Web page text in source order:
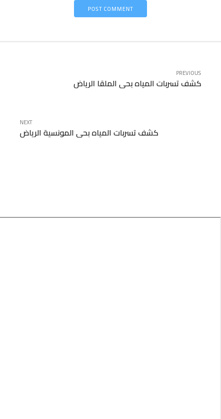
POST COMMENT
PREVIOUS
كشف تسربات المياه بحي الملقا الرياض
NEXT
كشف تسربات المياه بحي المونسية الرياض